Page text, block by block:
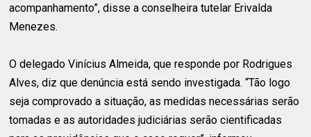
acompanhamento”, disse a conselheira tutelar Erivalda
Menezes.
O delegado Vinícius Almeida, que responde por Rodrigues
Alves, diz que denúncia está sendo investigada. “Tão logo
seja comprovado a situação, as medidas necessárias serão
tomadas e as autoridades judiciárias serão cientificadas